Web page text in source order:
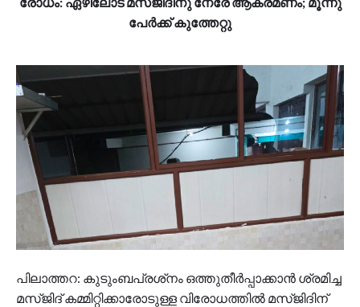
പേ​ര്‍​ക്ക് കു​ത്തേ​റ്റു
പി​ലാ​ത്ത​റ: കു​ടും​ബ​പ്ര​ശ്‌​നം ഒ​ത്തു​തീ​ര്‍​പ്പാ​ക്കാ​ന്‍ ശ്ര​മി​ച്ച
മ​സ്ജി​ദ് ക​മ്മി​റ്റി​ക്കാ​രോ​ടു​ള്ള വി​രോ​ധ​ത്തി​ല്‍ മ​സ്ജി​ദി​ന്